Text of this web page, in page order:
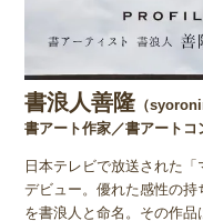
書浪人善隆 （
書アート作家／書アートコ
日本テレビで放送された
デビュー。優れた感性の
を書浪人と命名。その作